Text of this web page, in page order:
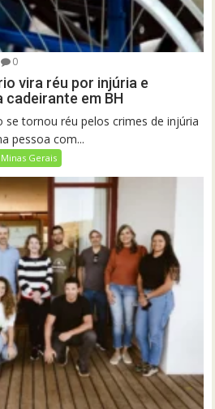
0
vira réu por injúria e
em BH
tornou réu pelos crimes de injúria
pessoa com...
Minas Gerais